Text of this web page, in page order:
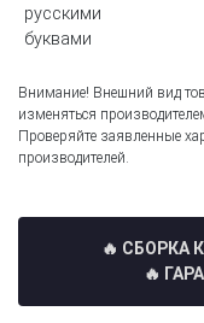
русскими
буквами
Внимание! Внешний вид
изменяться
Проверяйте заявленные
производителей.
🔥 СБОРКА
🔥